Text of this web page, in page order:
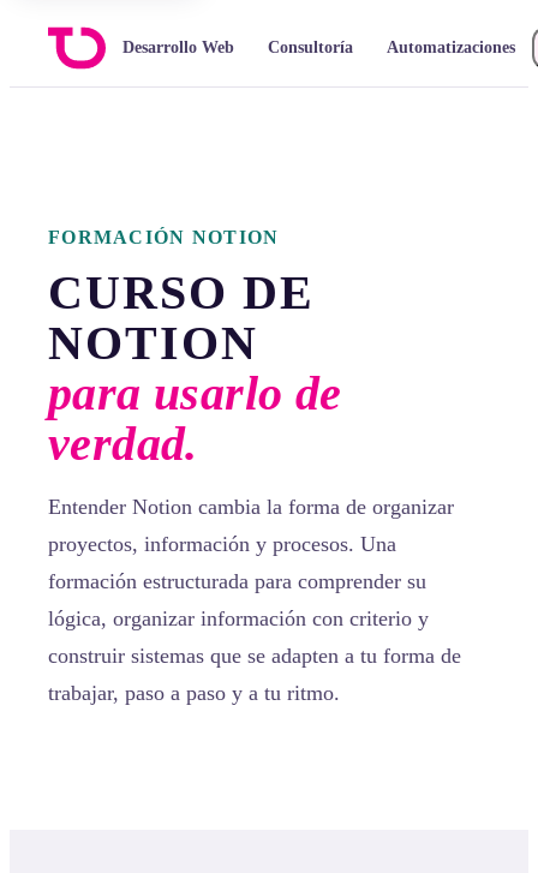
Desarrollo Web Consultoría Automatizaciones
FORMACIÓN NOTION
CURSO DE
NOTION
para usarlo de
verdad.
Entender Notion cambia la forma de organizar
proyectos, información y procesos. Una
formación estructurada para comprender su
lógica, organizar información con criterio y
construir sistemas que se adapten a tu forma de
trabajar, paso a paso y a tu ritmo.